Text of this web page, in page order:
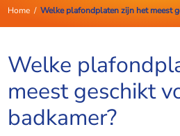
Home/ Welke plafondplaten zijn het meest
Welke
meest geschikt
badkamer?